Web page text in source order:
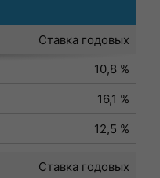
Ставка годовых
10,8 %
16,1 %
12,5 %
Ставка годовых